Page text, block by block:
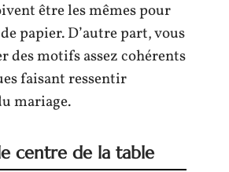
être les mêmes pour
papier. D’autre part, vous
des motifs assez cohérents
faisant ressentir
mariage.
centre de la table